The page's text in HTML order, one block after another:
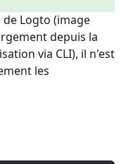
Logto (image
depuis la
via CLI), il n'est
les